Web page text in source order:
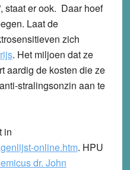
staat er ook. Daar hoef
Laat de
zich
. Het miljoen dat ze
aardig de kosten die ze
stralingsonzin aan te
in
online.htm. HPU
dr. John